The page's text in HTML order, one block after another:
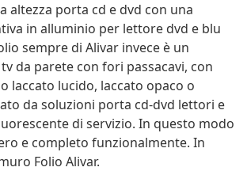
altezza porta cd e dvd con una
in alluminio per lettore dvd e blu
sempre di Alivar invece è un
da parete con fori passacavi, con
laccato lucido, laccato opaco o
da soluzioni porta cd-dvd lettori e
di servizio. In questo modo
e completo funzionalmente. In
Folio Alivar.